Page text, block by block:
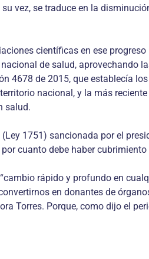
vez, se traduce en la
científicas en ese
de salud,
4678 de 2015, que establecía
nacional, y la más
salud.
1751) sancionada por el
cuanto debe haber
rápido y profundo en
en donantes de
Torres. Porque, como dijo el